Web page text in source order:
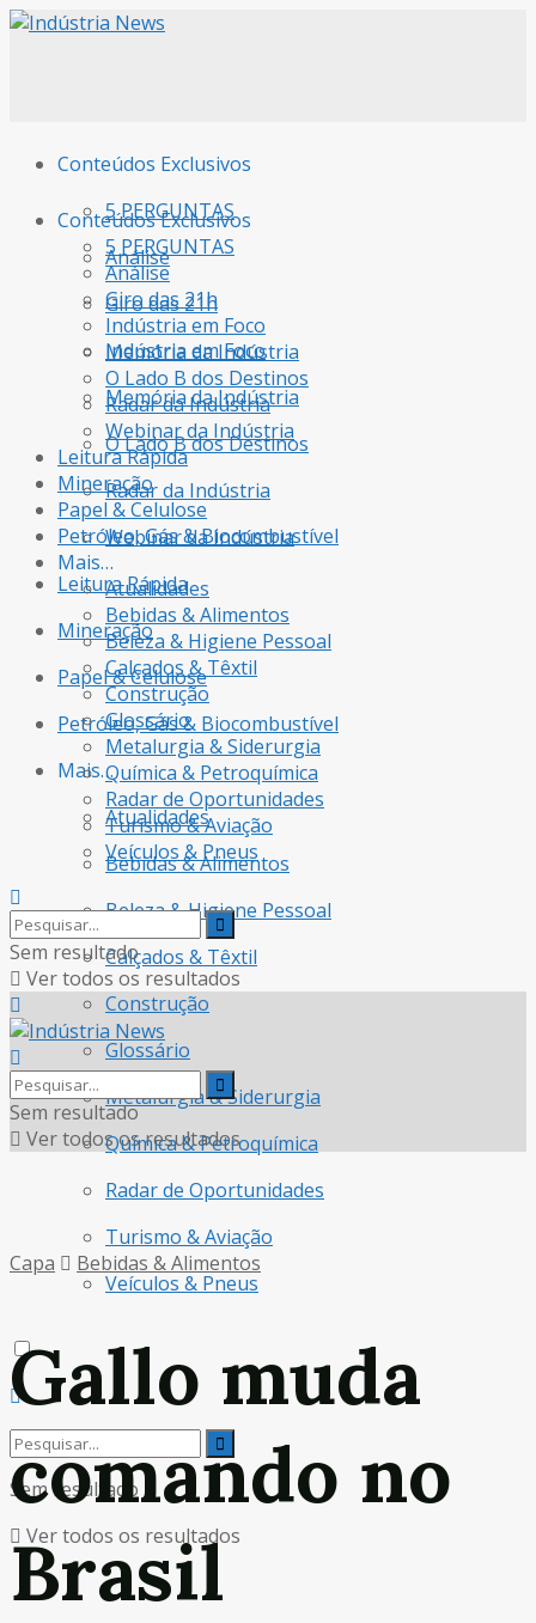
Conteúdos Exclusivos
5 PERGUNTAS
Análise
Giro das 21h
Indústria em Foco
Memória da Indústria
O Lado B dos Destinos
Radar da Indústria
Webinar da Indústria
Leitura Rápida
Mineração
Papel & Celulose
Petróleo, Gás & Biocombustível
Mais…
Atualidades
Bebidas & Alimentos
Beleza & Higiene Pessoal
Calçados & Têxtil
Construção
Glossário
Metalurgia & Siderurgia
Química & Petroquímica
Radar de Oportunidades
Turismo & Aviação
Veículos & Pneus
Sem resultado
Ver todos os resultados
Conteúdos Exclusivos
5 PERGUNTAS
Análise
Giro das 21h
Indústria em Foco
Memória da Indústria
O Lado B dos Destinos
Radar da Indústria
Webinar da Indústria
Leitura Rápida
Mineração
Papel & Celulose
Petróleo, Gás & Biocombustível
Mais…
Atualidades
Bebidas & Alimentos
Beleza & Higiene Pessoal
Calçados & Têxtil
Construção
Glossário
Metalurgia & Siderurgia
Química & Petroquímica
Radar de Oportunidades
Turismo & Aviação
Veículos & Pneus
Sem resultado
Ver todos os resultados
Sem resultado
Ver todos os resultados
Capa Bebidas & Alimentos
Gallo muda
comando no
Brasil